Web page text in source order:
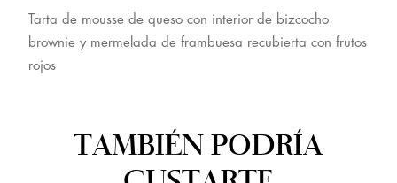
Tarta de mousse de queso con interior de bizcocho
brownie y mermelada de frambuesa recubierta con frutos
rojos
TAMBIÉN PODRÍA